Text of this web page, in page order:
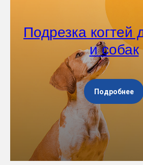
Подрезка когтей
и собак
Подробнее